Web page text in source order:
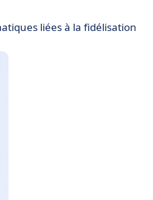
liées à la fidélisation